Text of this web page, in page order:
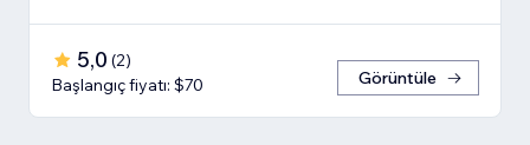
5,0 (2)
Başlangıç fiyatı: $70
Görüntüle